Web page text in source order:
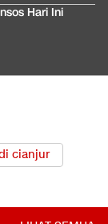
Hari Ini
cianjur